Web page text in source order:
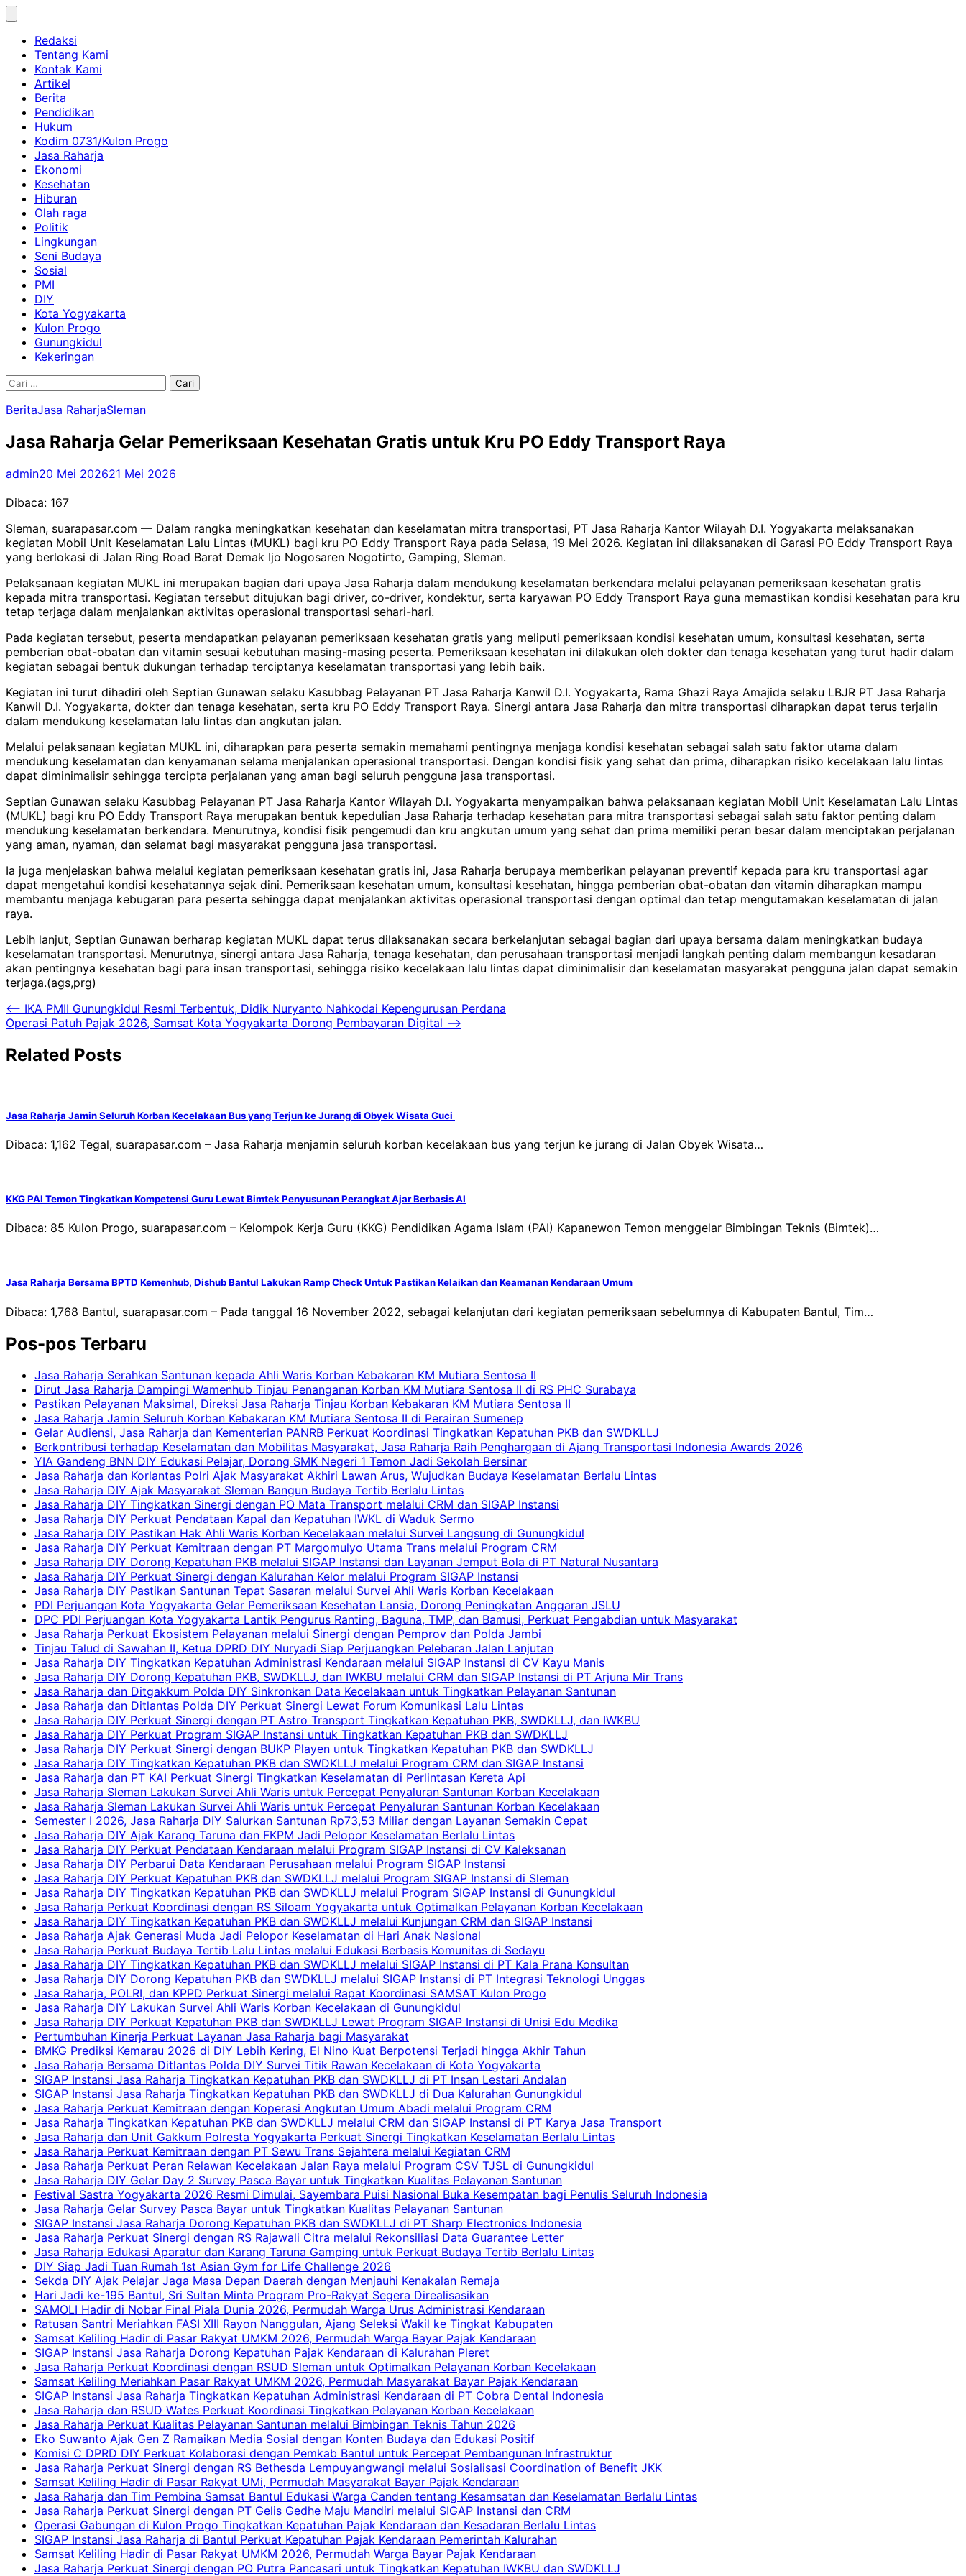
Skip
contentRedaksi
Tentang Kami
Kontak Kami
Artikel
Berita
Pendidikan
Hukum
Kodim 0731/Kulon Progo
Jasa Raharja
Ekonomi
Kesehatan
Hiburan
Olah raga
Politik
Lingkungan
Seni Budaya
Sosial
PMI
DIY
Kota Yogyakarta
Kulon Progo
Gunungkidul
Kekeringan
Cari
BeritaJasa RaharjaSleman
Jasa Raharja Gelar Pemeriksaan Kesehatan Gratis untuk Kru PO Eddy Transport Raya
admin20 Mei 202621 Mei 2026
Dibaca: 167
Sleman, suarapasar.com — Dalam rangka meningkatkan kesehatan dan keselamatan mitra transportasi, PT Jasa Raharja Kantor Wilayah D.I. Yogyakarta melaksanakan
kegiatan Mobil Unit Keselamatan Lalu Lintas (MUKL) bagi kru PO Eddy Transport Raya pada Selasa, 19 Mei 2026. Kegiatan ini dilaksanakan di Garasi PO Eddy Transport Raya
yang berlokasi di Jalan Ring Road Barat Demak Ijo Nogosaren Nogotirto, Gamping, Sleman.
Pelaksanaan kegiatan MUKL ini merupakan bagian dari upaya Jasa Raharja dalam mendukung keselamatan berkendara melalui pelayanan pemeriksaan kesehatan gratis
kepada mitra transportasi. Kegiatan tersebut ditujukan bagi driver, co-driver, kondektur, serta karyawan PO Eddy Transport Raya guna memastikan kondisi kesehatan para kru
tetap terjaga dalam menjalankan aktivitas operasional transportasi sehari-hari.
Pada kegiatan tersebut, peserta mendapatkan pelayanan pemeriksaan kesehatan gratis yang meliputi pemeriksaan kondisi kesehatan umum, konsultasi kesehatan, serta
pemberian obat-obatan dan vitamin sesuai kebutuhan masing-masing peserta. Pemeriksaan kesehatan ini dilakukan oleh dokter dan tenaga kesehatan yang turut hadir dalam
kegiatan sebagai bentuk dukungan terhadap terciptanya keselamatan transportasi yang lebih baik.
Kegiatan ini turut dihadiri oleh Septian Gunawan selaku Kasubbag Pelayanan PT Jasa Raharja Kanwil D.I. Yogyakarta, Rama Ghazi Raya Amajida selaku LBJR PT Jasa Raharja
Kanwil D.I. Yogyakarta, dokter dan tenaga kesehatan, serta kru PO Eddy Transport Raya. Sinergi antara Jasa Raharja dan mitra transportasi diharapkan dapat terus terjalin
dalam mendukung keselamatan lalu lintas dan angkutan jalan.
Melalui pelaksanaan kegiatan MUKL ini, diharapkan para peserta semakin memahami pentingnya menjaga kondisi kesehatan sebagai salah satu faktor utama dalam
mendukung keselamatan dan kenyamanan selama menjalankan operasional transportasi. Dengan kondisi fisik yang sehat dan prima, diharapkan risiko kecelakaan lalu lintas
dapat diminimalisir sehingga tercipta perjalanan yang aman bagi seluruh pengguna jasa transportasi.
Septian Gunawan selaku Kasubbag Pelayanan PT Jasa Raharja Kantor Wilayah D.I. Yogyakarta menyampaikan bahwa pelaksanaan kegiatan Mobil Unit Keselamatan Lalu Lintas
(MUKL) bagi kru PO Eddy Transport Raya merupakan bentuk kepedulian Jasa Raharja terhadap kesehatan para mitra transportasi sebagai salah satu faktor penting dalam
mendukung keselamatan berkendara. Menurutnya, kondisi fisik pengemudi dan kru angkutan umum yang sehat dan prima memiliki peran besar dalam menciptakan perjalanan
yang aman, nyaman, dan selamat bagi masyarakat pengguna jasa transportasi.
Ia juga menjelaskan bahwa melalui kegiatan pemeriksaan kesehatan gratis ini, Jasa Raharja berupaya memberikan pelayanan preventif kepada para kru transportasi agar
dapat mengetahui kondisi kesehatannya sejak dini. Pemeriksaan kesehatan umum, konsultasi kesehatan, hingga pemberian obat-obatan dan vitamin diharapkan mampu
membantu menjaga kebugaran para peserta sehingga dapat menjalankan aktivitas operasional transportasi dengan optimal dan tetap mengutamakan keselamatan di jalan
raya.
Lebih lanjut, Septian Gunawan berharap kegiatan MUKL dapat terus dilaksanakan secara berkelanjutan sebagai bagian dari upaya bersama dalam meningkatkan budaya
keselamatan transportasi. Menurutnya, sinergi antara Jasa Raharja, tenaga kesehatan, dan perusahaan transportasi menjadi langkah penting dalam membangun kesadaran
akan pentingnya kesehatan bagi para insan transportasi, sehingga risiko kecelakaan lalu lintas dapat diminimalisir dan keselamatan masyarakat pengguna jalan dapat semakin
terjaga.(ags,prg)
Navigasi
pos
⟵ IKA PMII Gunungkidul Resmi Terbentuk, Didik Nuryanto Nahkodai Kepengurusan Perdana
Operasi Patuh Pajak 2026, Samsat Kota Yogyakarta Dorong Pembayaran Digital ⟶
Related Posts
Jasa Raharja Jamin Seluruh Korban Kecelakaan Bus yang Terjun ke Jurang di Obyek Wisata Guci
Dibaca: 1,162 Tegal, suarapasar.com – Jasa Raharja menjamin seluruh korban kecelakaan bus yang terjun ke jurang di Jalan Obyek Wisata…
KKG PAI Temon Tingkatkan Kompetensi Guru Lewat Bimtek Penyusunan Perangkat Ajar Berbasis AI
Dibaca: 85 Kulon Progo, suarapasar.com – Kelompok Kerja Guru (KKG) Pendidikan Agama Islam (PAI) Kapanewon Temon menggelar Bimbingan Teknis (Bimtek)…
Jasa Raharja Bersama BPTD Kemenhub, Dishub Bantul Lakukan Ramp Check Untuk Pastikan Kelaikan dan Keamanan Kendaraan Umum
Dibaca: 1,768 Bantul, suarapasar.com – Pada tanggal 16 November 2022, sebagai kelanjutan dari kegiatan pemeriksaan sebelumnya di Kabupaten Bantul, Tim…
Pos-pos Terbaru
Jasa Raharja Serahkan Santunan kepada Ahli Waris Korban Kebakaran KM Mutiara Sentosa II
Dirut Jasa Raharja Dampingi Wamenhub Tinjau Penanganan Korban KM Mutiara Sentosa II di RS PHC Surabaya
Pastikan Pelayanan Maksimal, Direksi Jasa Raharja Tinjau Korban Kebakaran KM Mutiara Sentosa II
Jasa Raharja Jamin Seluruh Korban Kebakaran KM Mutiara Sentosa II di Perairan Sumenep
Gelar Audiensi, Jasa Raharja dan Kementerian PANRB Perkuat Koordinasi Tingkatkan Kepatuhan PKB dan SWDKLLJ
Berkontribusi terhadap Keselamatan dan Mobilitas Masyarakat, Jasa Raharja Raih Penghargaan di Ajang Transportasi Indonesia Awards 2026
YIA Gandeng BNN DIY Edukasi Pelajar, Dorong SMK Negeri 1 Temon Jadi Sekolah Bersinar
Jasa Raharja dan Korlantas Polri Ajak Masyarakat Akhiri Lawan Arus, Wujudkan Budaya Keselamatan Berlalu Lintas
Jasa Raharja DIY Ajak Masyarakat Sleman Bangun Budaya Tertib Berlalu Lintas
Jasa Raharja DIY Tingkatkan Sinergi dengan PO Mata Transport melalui CRM dan SIGAP Instansi
Jasa Raharja DIY Perkuat Pendataan Kapal dan Kepatuhan IWKL di Waduk Sermo
Jasa Raharja DIY Pastikan Hak Ahli Waris Korban Kecelakaan melalui Survei Langsung di Gunungkidul
Jasa Raharja DIY Perkuat Kemitraan dengan PT Margomulyo Utama Trans melalui Program CRM
Jasa Raharja DIY Dorong Kepatuhan PKB melalui SIGAP Instansi dan Layanan Jemput Bola di PT Natural Nusantara
Jasa Raharja DIY Perkuat Sinergi dengan Kalurahan Kelor melalui Program SIGAP Instansi
Jasa Raharja DIY Pastikan Santunan Tepat Sasaran melalui Survei Ahli Waris Korban Kecelakaan
PDI Perjuangan Kota Yogyakarta Gelar Pemeriksaan Kesehatan Lansia, Dorong Peningkatan Anggaran JSLU
DPC PDI Perjuangan Kota Yogyakarta Lantik Pengurus Ranting, Baguna, TMP, dan Bamusi, Perkuat Pengabdian untuk Masyarakat
Jasa Raharja Perkuat Ekosistem Pelayanan melalui Sinergi dengan Pemprov dan Polda Jambi
Tinjau Talud di Sawahan II, Ketua DPRD DIY Nuryadi Siap Perjuangkan Pelebaran Jalan Lanjutan
Jasa Raharja DIY Tingkatkan Kepatuhan Administrasi Kendaraan melalui SIGAP Instansi di CV Kayu Manis
Jasa Raharja DIY Dorong Kepatuhan PKB, SWDKLLJ, dan IWKBU melalui CRM dan SIGAP Instansi di PT Arjuna Mir Trans
Jasa Raharja dan Ditgakkum Polda DIY Sinkronkan Data Kecelakaan untuk Tingkatkan Pelayanan Santunan
Jasa Raharja dan Ditlantas Polda DIY Perkuat Sinergi Lewat Forum Komunikasi Lalu Lintas
Jasa Raharja DIY Perkuat Sinergi dengan PT Astro Transport Tingkatkan Kepatuhan PKB, SWDKLLJ, dan IWKBU
Jasa Raharja DIY Perkuat Program SIGAP Instansi untuk Tingkatkan Kepatuhan PKB dan SWDKLLJ
Jasa Raharja DIY Perkuat Sinergi dengan BUKP Playen untuk Tingkatkan Kepatuhan PKB dan SWDKLLJ
Jasa Raharja DIY Tingkatkan Kepatuhan PKB dan SWDKLLJ melalui Program CRM dan SIGAP Instansi
Jasa Raharja dan PT KAI Perkuat Sinergi Tingkatkan Keselamatan di Perlintasan Kereta Api
Jasa Raharja Sleman Lakukan Survei Ahli Waris untuk Percepat Penyaluran Santunan Korban Kecelakaan
Jasa Raharja Sleman Lakukan Survei Ahli Waris untuk Percepat Penyaluran Santunan Korban Kecelakaan
Semester I 2026, Jasa Raharja DIY Salurkan Santunan Rp73,53 Miliar dengan Layanan Semakin Cepat
Jasa Raharja DIY Ajak Karang Taruna dan FKPM Jadi Pelopor Keselamatan Berlalu Lintas
Jasa Raharja DIY Perkuat Pendataan Kendaraan melalui Program SIGAP Instansi di CV Kaleksanan
Jasa Raharja DIY Perbarui Data Kendaraan Perusahaan melalui Program SIGAP Instansi
Jasa Raharja DIY Perkuat Kepatuhan PKB dan SWDKLLJ melalui Program SIGAP Instansi di Sleman
Jasa Raharja DIY Tingkatkan Kepatuhan PKB dan SWDKLLJ melalui Program SIGAP Instansi di Gunungkidul
Jasa Raharja Perkuat Koordinasi dengan RS Siloam Yogyakarta untuk Optimalkan Pelayanan Korban Kecelakaan
Jasa Raharja DIY Tingkatkan Kepatuhan PKB dan SWDKLLJ melalui Kunjungan CRM dan SIGAP Instansi
Jasa Raharja Ajak Generasi Muda Jadi Pelopor Keselamatan di Hari Anak Nasional
Jasa Raharja Perkuat Budaya Tertib Lalu Lintas melalui Edukasi Berbasis Komunitas di Sedayu
Jasa Raharja DIY Tingkatkan Kepatuhan PKB dan SWDKLLJ melalui SIGAP Instansi di PT Kala Prana Konsultan
Jasa Raharja DIY Dorong Kepatuhan PKB dan SWDKLLJ melalui SIGAP Instansi di PT Integrasi Teknologi Unggas
Jasa Raharja, POLRI, dan KPPD Perkuat Sinergi melalui Rapat Koordinasi SAMSAT Kulon Progo
Jasa Raharja DIY Lakukan Survei Ahli Waris Korban Kecelakaan di Gunungkidul
Jasa Raharja DIY Perkuat Kepatuhan PKB dan SWDKLLJ Lewat Program SIGAP Instansi di Unisi Edu Medika
Pertumbuhan Kinerja Perkuat Layanan Jasa Raharja bagi Masyarakat
BMKG Prediksi Kemarau 2026 di DIY Lebih Kering, El Nino Kuat Berpotensi Terjadi hingga Akhir Tahun
Jasa Raharja Bersama Ditlantas Polda DIY Survei Titik Rawan Kecelakaan di Kota Yogyakarta
SIGAP Instansi Jasa Raharja Tingkatkan Kepatuhan PKB dan SWDKLLJ di PT Insan Lestari Andalan
SIGAP Instansi Jasa Raharja Tingkatkan Kepatuhan PKB dan SWDKLLJ di Dua Kalurahan Gunungkidul
Jasa Raharja Perkuat Kemitraan dengan Koperasi Angkutan Umum Abadi melalui Program CRM
Jasa Raharja Tingkatkan Kepatuhan PKB dan SWDKLLJ melalui CRM dan SIGAP Instansi di PT Karya Jasa Transport
Jasa Raharja dan Unit Gakkum Polresta Yogyakarta Perkuat Sinergi Tingkatkan Keselamatan Berlalu Lintas
Jasa Raharja Perkuat Kemitraan dengan PT Sewu Trans Sejahtera melalui Kegiatan CRM
Jasa Raharja Perkuat Peran Relawan Kecelakaan Jalan Raya melalui Program CSV TJSL di Gunungkidul
Jasa Raharja DIY Gelar Day 2 Survey Pasca Bayar untuk Tingkatkan Kualitas Pelayanan Santunan
Festival Sastra Yogyakarta 2026 Resmi Dimulai, Sayembara Puisi Nasional Buka Kesempatan bagi Penulis Seluruh Indonesia
Jasa Raharja Gelar Survey Pasca Bayar untuk Tingkatkan Kualitas Pelayanan Santunan
SIGAP Instansi Jasa Raharja Dorong Kepatuhan PKB dan SWDKLLJ di PT Sharp Electronics Indonesia
Jasa Raharja Perkuat Sinergi dengan RS Rajawali Citra melalui Rekonsiliasi Data Guarantee Letter
Jasa Raharja Edukasi Aparatur dan Karang Taruna Gamping untuk Perkuat Budaya Tertib Berlalu Lintas
DIY Siap Jadi Tuan Rumah 1st Asian Gym for Life Challenge 2026
Sekda DIY Ajak Pelajar Jaga Masa Depan Daerah dengan Menjauhi Kenakalan Remaja
Hari Jadi ke-195 Bantul, Sri Sultan Minta Program Pro-Rakyat Segera Direalisasikan
SAMOLI Hadir di Nobar Final Piala Dunia 2026, Permudah Warga Urus Administrasi Kendaraan
Ratusan Santri Meriahkan FASI XIII Rayon Nanggulan, Ajang Seleksi Wakil ke Tingkat Kabupaten
Samsat Keliling Hadir di Pasar Rakyat UMKM 2026, Permudah Warga Bayar Pajak Kendaraan
SIGAP Instansi Jasa Raharja Dorong Kepatuhan Pajak Kendaraan di Kalurahan Pleret
Jasa Raharja Perkuat Koordinasi dengan RSUD Sleman untuk Optimalkan Pelayanan Korban Kecelakaan
Samsat Keliling Meriahkan Pasar Rakyat UMKM 2026, Permudah Masyarakat Bayar Pajak Kendaraan
SIGAP Instansi Jasa Raharja Tingkatkan Kepatuhan Administrasi Kendaraan di PT Cobra Dental Indonesia
Jasa Raharja dan RSUD Wates Perkuat Koordinasi Tingkatkan Pelayanan Korban Kecelakaan
Jasa Raharja Perkuat Kualitas Pelayanan Santunan melalui Bimbingan Teknis Tahun 2026
Eko Suwanto Ajak Gen Z Ramaikan Media Sosial dengan Konten Budaya dan Edukasi Positif
Komisi C DPRD DIY Perkuat Kolaborasi dengan Pemkab Bantul untuk Percepat Pembangunan Infrastruktur
Jasa Raharja Perkuat Sinergi dengan RS Bethesda Lempuyangwangi melalui Sosialisasi Coordination of Benefit JKK
Samsat Keliling Hadir di Pasar Rakyat UMi, Permudah Masyarakat Bayar Pajak Kendaraan
Jasa Raharja dan Tim Pembina Samsat Bantul Edukasi Warga Canden tentang Kesamsatan dan Keselamatan Berlalu Lintas
Jasa Raharja Perkuat Sinergi dengan PT Gelis Gedhe Maju Mandiri melalui SIGAP Instansi dan CRM
Operasi Gabungan di Kulon Progo Tingkatkan Kepatuhan Pajak Kendaraan dan Kesadaran Berlalu Lintas
SIGAP Instansi Jasa Raharja di Bantul Perkuat Kepatuhan Pajak Kendaraan Pemerintah Kalurahan
Samsat Keliling Hadir di Pasar Rakyat UMKM 2026, Permudah Warga Bayar Pajak Kendaraan
Jasa Raharja Perkuat Sinergi dengan PO Putra Pancasari untuk Tingkatkan Kepatuhan IWKBU dan SWDKLLJ